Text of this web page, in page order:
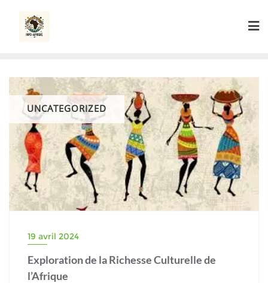
content
UNCATEGORIZED
19 avril 2024
Exploration de la Richesse Culturelle de
l’Afrique